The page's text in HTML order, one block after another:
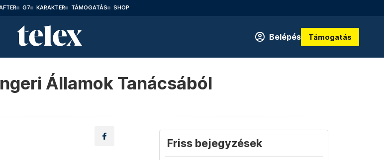
G7 KARAKTER TÁMOGATÁS SHOP
Belépés Támogatás
Államok Tanácsából
Friss bejegyzések